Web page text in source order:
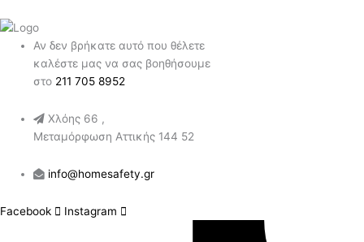
Αν δεν βρήκατε αυτό που θέλετε
καλέστε μας να σας βοηθήσουμε
στο 211 705 8952
Χλόης 66 ,
Μεταμόρφωση Αττικής 144 52
info@homesafety.gr
Facebook Instagram